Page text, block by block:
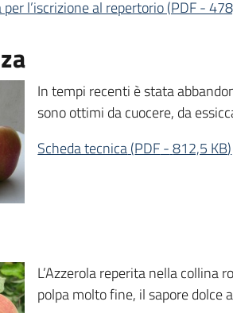
l’iscrizione al repertorio(PDF-
In tempi recenti è stata
sono ottimi da cuocere, da
Scheda tecnica(PDF-812,5 KB)
L’Azzerola reperita nella collina
polpa molto fine, il sapore dolce